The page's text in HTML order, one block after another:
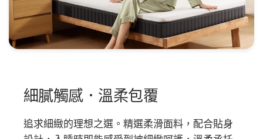
細膩觸感．溫柔包覆
追求細緻的理想之選。精選柔滑面料，配合貼身